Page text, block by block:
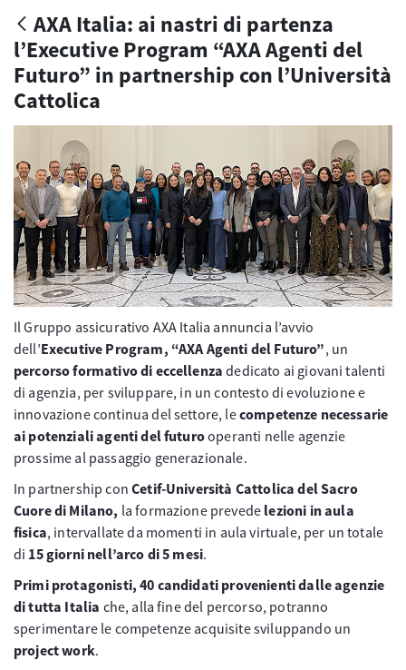
AXA Italia: ai nastri di partenza
l’Executive Program “AXA Agenti del
Futuro” in partnership con l’Università
Cattolica
Il Gruppo assicurativo AXA Italia annuncia l’avvio
dell’Executive Program, “AXA Agenti del Futuro”, un
percorso formativo di eccellenza dedicato ai giovani talenti
di agenzia, per sviluppare, in un contesto di evoluzione e
innovazione continua del settore, lecompetenze necessarie
ai potenziali agenti del futurooperanti nelle agenzie
prossime al passaggio generazionale.
In partnership conCetif-Università Cattolica del Sacro
Cuore di Milano, la formazione prevede lezioni in aula
fisica, intervallate da momenti in aula virtuale, per un totale
di 15 giorni nell’arco di 5 mesi.
Primi protagonisti, 40 candidati provenienti dalle agenzie
di tutta Italia che, alla fine del percorso, potranno
sperimentare le competenze acquisite sviluppando un
project work.